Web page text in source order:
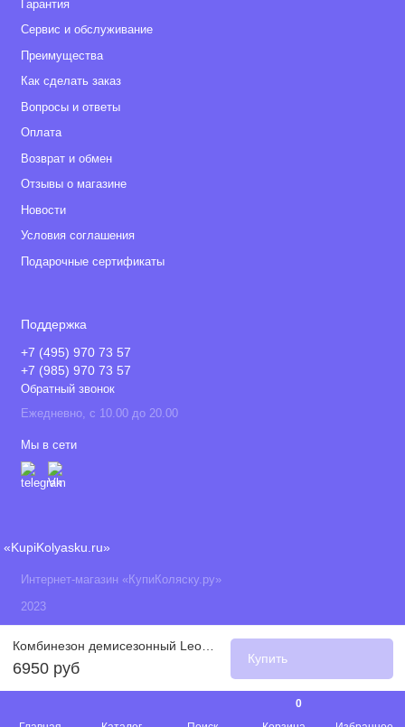
0
Комбинезон демисезонный Leokid Color Kit, Gray / Blue (Серый / Голубой)
6950 руб
Купить
Гарантия
Сервис и обслуживание
Преимущества
Как сделать заказ
Вопросы и ответы
Оплата
Возврат и обмен
Отзывы о магазине
Новости
Условия соглашения
Подарочные сертификаты
Поддержка
+7 (495) 970 73 57
+7 (985) 970 73 57
Обратный звонок
Ежедневно, с 10.00 до 20.00
Мы в сети
«KupiKolyasku.ru»
Интернет-магазин «КупиКоляску.ру»
2023